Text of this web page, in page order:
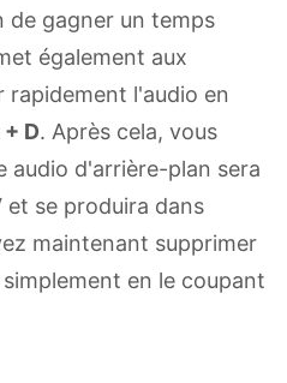
de gagner un temps
également aux
rapidement l'audio en
D. Après cela, vous
audio d'arrière-plan sera
et se produira dans
maintenant supprimer
en le coupant